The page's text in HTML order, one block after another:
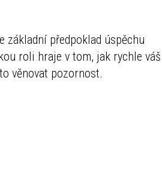
základní předpoklad úspěchu
roli hraje v tom, jak rychle váš
věnovat pozornost.